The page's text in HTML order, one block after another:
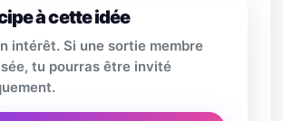
à cette idée
intérêt. Si une sortie membre
tu pourras être invité